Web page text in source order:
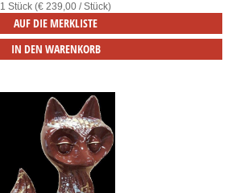
1 Stück (€ 239,00 / Stück)
AUF DIE MERKLISTE
IN DEN WARENKORB